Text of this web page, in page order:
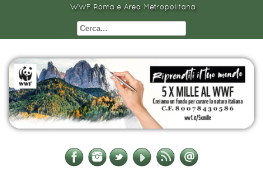
WWF Roma e Area Metropolitana